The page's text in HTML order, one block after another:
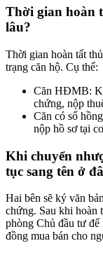
Thời gian hoàn
lâu?
Thời gian hoàn tất
trạng căn hộ. Cụ thể:
Căn HĐMB:
chứng, nộp
Căn có sổ
nộp hồ sơ tại
Khi chuyển
tục sang tên ở
Hai bên sẽ ký văn
chứng. Sau khi hoàn
phòng Chủ đầu tư để
đồng mua bán cho